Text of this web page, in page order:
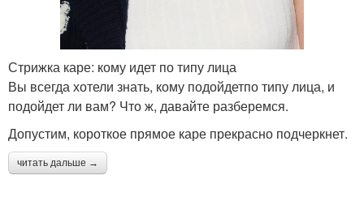
Стрижка каре: кому идет по типу лица
Вы всегда хотели знать, кому подойдетпо типу лица, и
подойдет ли вам? Что ж, давайте разберемся.
Допустим, короткое прямое каре прекрасно подчеркнет.
читать дальше →